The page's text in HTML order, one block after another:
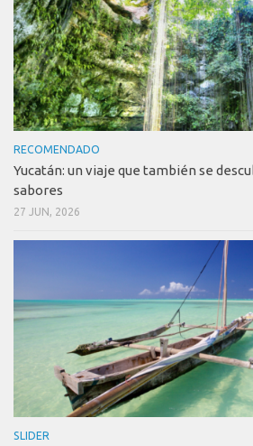
RECOMENDADO
Yucatán: un viaje que también se
sabores
27 JUN, 2026
SLIDER